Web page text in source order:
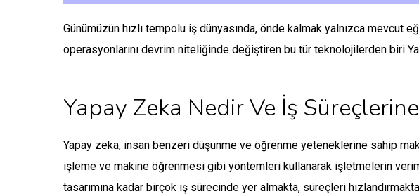
Günümüzün hızlı tempolu iş dünyasında, önde kalmak yalnızca
operasyonlarını devrim niteliğinde değiştiren bu tür teknolojilerden biri
Yapay Zeka Nedir Ve İş
Yapay zeka, insan benzeri düşünme ve öğrenme yeteneklerine sahip
işleme ve makine öğrenmesi gibi yöntemleri kullanarak işletmelerin
tasarımına kadar birçok iş sürecinde yer almakta, süreçleri